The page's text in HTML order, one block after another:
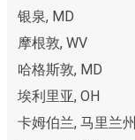
银泉, MD
摩根敦, WV
哈格斯敦, MD
埃利里亚, OH
卡姆伯兰, 马里兰州